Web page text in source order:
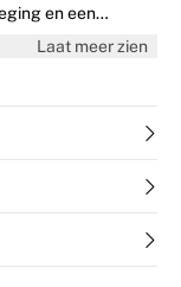
en een
Laat meer zien